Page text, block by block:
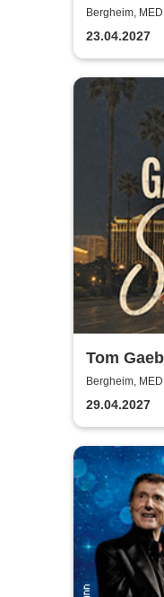
Gadd -
Bergheim,
23.04.2027
Tom
Tour 2027
Bergheim,
29.04.2027